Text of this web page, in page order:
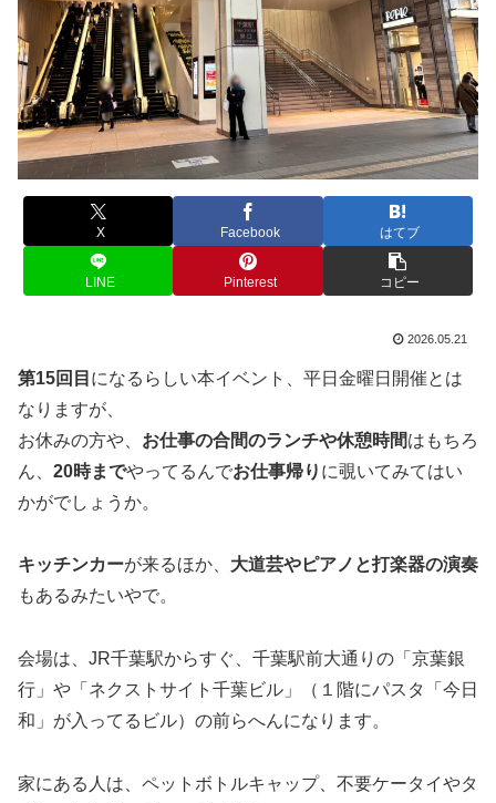
X Facebook はてブ
LINE Pinterest コピー
2026.05.21
第15回目 になるらしい本イベント、平日金曜日開催とは
なりますが、
お休みの方や、 お仕事の合間のランチや休憩時間はもちろ
ん、 20時までやってるんでお仕事帰り に覗いてみてはい
かがでしょうか。
キッチンカーが来るほか、 大道芸やピアノと打楽器の演奏
もあるみたいやで。
会場は、JR千葉駅からすぐ、千葉駅前大通りの「京葉銀
行」や「ネクストサイト千葉ビル」（１階にパスタ「今日
和」が入ってるビル）の前らへんになります。
家にある人は、ペットボトルキャップ、不要ケータイやタ